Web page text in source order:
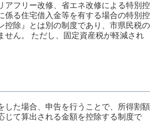
アフリー改修、省エネ改修による特別控
係る住宅借入金等を有する場合の特別控
控除』とは別の制度であり、市県民税の
せん。 ただし、固定資産税が軽減され
た場合、申告を行うことで、所得割額
じて算出される金額を控除する制度で